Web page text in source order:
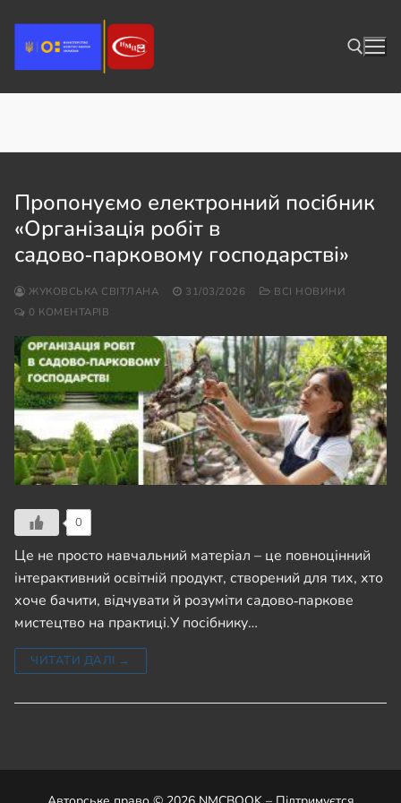
вмісту
Пропонуємо електронний посібник
«Організація робіт в
садово‑парковому господарстві»
ЖУКОВСЬКА СВІТЛАНА 31/03/2026
ВСІ НОВИНИ
0 КОМЕНТАРІВ
0
Це не просто навчальний матеріал – це повноцінний
інтерактивний освітній продукт, створений для тих, хто
хоче бачити, відчувати й розуміти садово‑паркове
мистецтво на практиці.У посібнику…
ЧИТАТИ ДАЛІ →